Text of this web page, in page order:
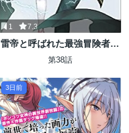
1 7.3
雷帝と呼ばれた最強冒険者、
魔術学院に入学して一切の遠
第38話
3日前